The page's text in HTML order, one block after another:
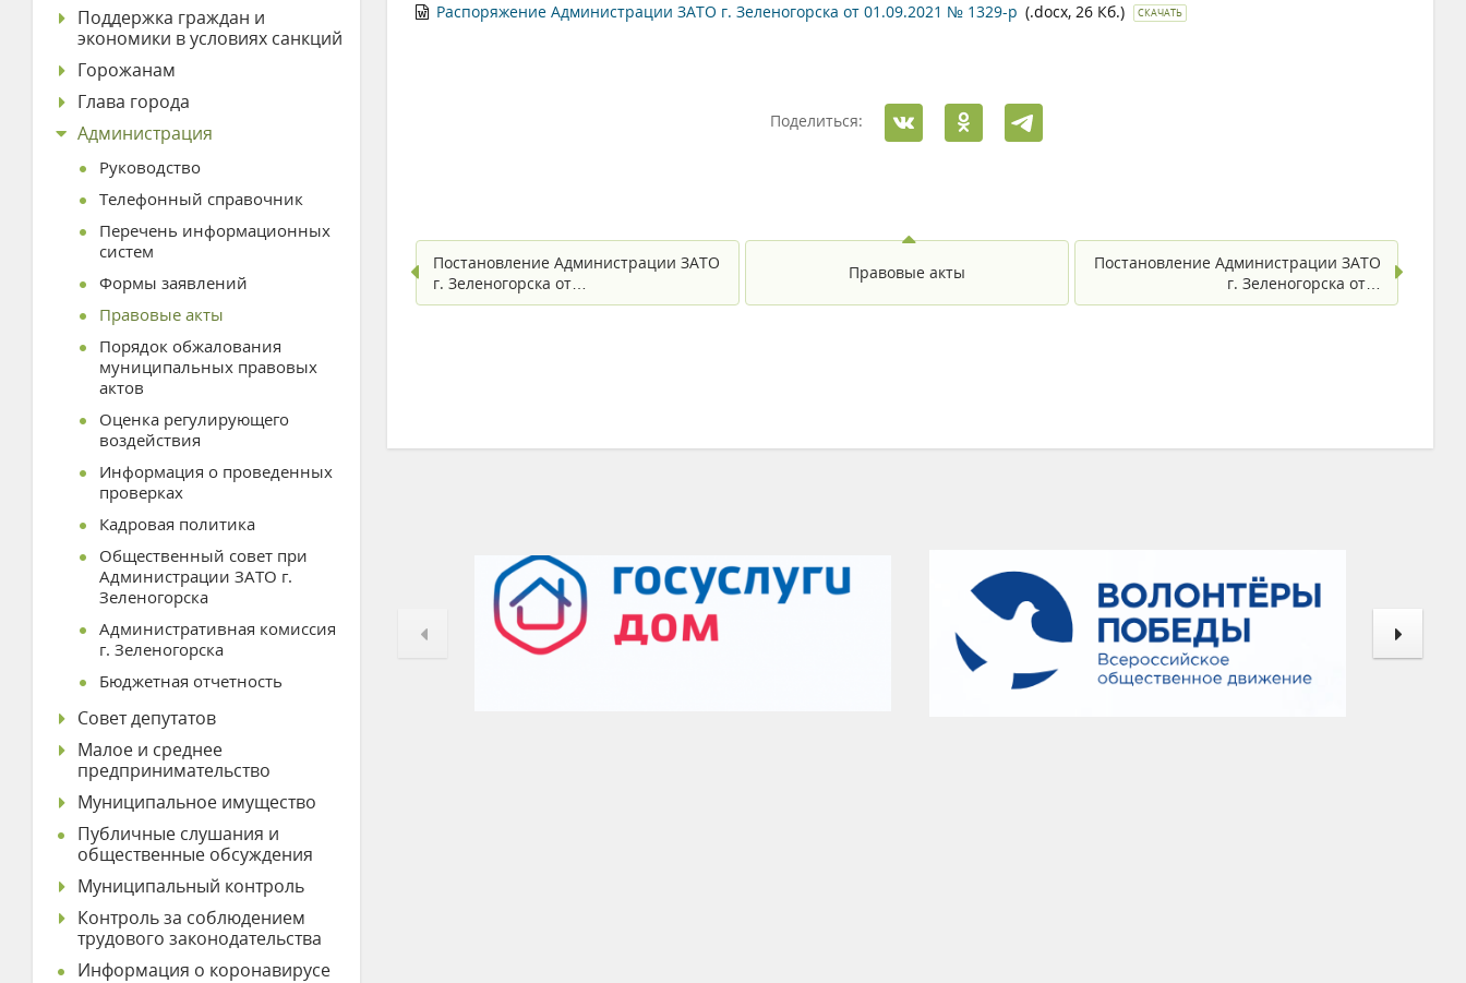
Распоряжение Администрации ЗАТО г. Зеленогорска от 01.09.2021 № 1329-р (.docx, 26 Кб.) СКАЧАТЬ
Поделиться:
Постановление Администрации ЗАТО
г. Зеленогорска от…
Правовые акты
Постановление Администрации ЗАТО
г. Зеленогорска от…
Поддержка граждан и
экономики в условиях санкций
Горожанам
Глава города
Администрация
Руководство
Телефонный справочник
Перечень информационных
систем
Формы заявлений
Правовые акты
Порядок обжалования
муниципальных правовых
актов
Оценка регулирующего
воздействия
Информация о проведенных
проверках
Кадровая политика
Общественный совет при
Администрации ЗАТО г.
Зеленогорска
Административная комиссия
г. Зеленогорска
Бюджетная отчетность
Совет депутатов
Малое и среднее
предпринимательство
Муниципальное имущество
Публичные слушания и
общественные обсуждения
Муниципальный контроль
Контроль за соблюдением
трудового законодательства
Информация о коронавирусе